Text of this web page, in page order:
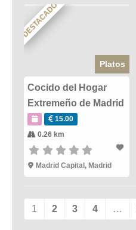
DESTACADO
Platos
Cocido del Hogar
Extremeño de Madrid
15.00
0.26 km
Madrid Capital , Madrid
1 2 3 4 …